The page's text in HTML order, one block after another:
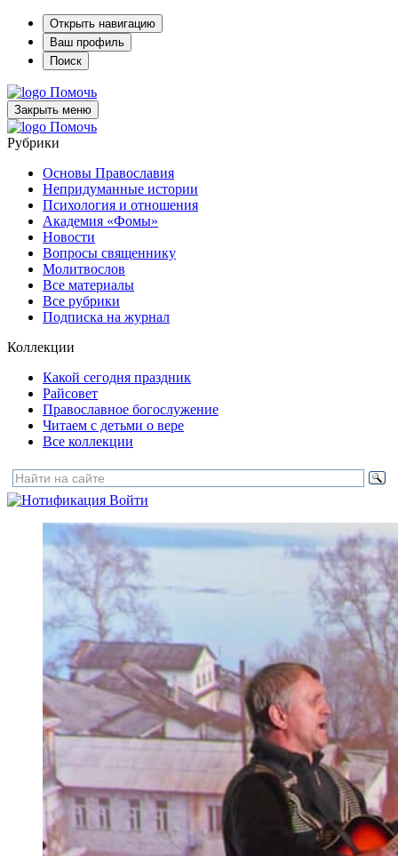
Открыть навигацию
Ваш профиль
Поиск
Помочь
Закрыть меню
Помочь
Рубрики
Основы Православия
Непридуманные истории
Психология и отношения
Академия «Фомы»
Новости
Вопросы священнику
Молитвослов
Все материалы
Все рубрики
Подписка на журнал
Коллекции
Какой сегодня праздник
Райсовет
Православное богослужение
Читаем с детьми о вере
Все коллекции
Войти